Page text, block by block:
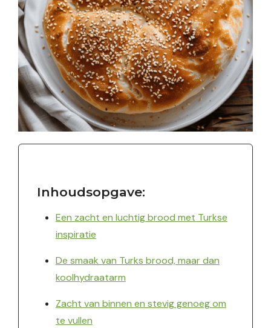
Inhoudsopgave:
Een zacht en luchtig brood met Turkse
inspiratie
De smaak van Turks brood, maar dan
koolhydraatarm
Zacht van binnen en stevig genoeg om
te vullen